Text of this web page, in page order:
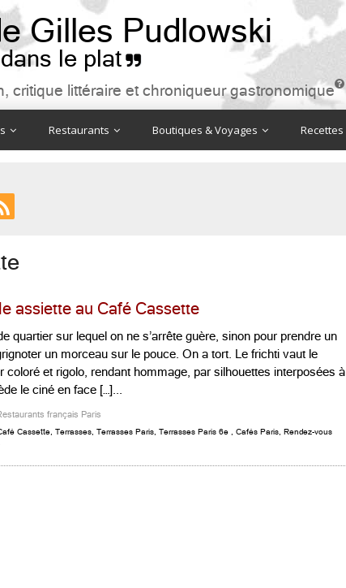
Gilles Pudlowski
le plat 
critique littéraire et chroniqueur gastronomique

Restaurants Boutiques & Voyages Recettes
assiette au Café Cassette
quartier sur lequel on ne s’arrête guère, sinon pour prendre un
un morceau sur le pouce. On a tort. Le frichti vaut le
coloré et rigolo, rendant hommage, par silhouettes interposées à
le ciné en face […]...
français Paris
Cassette Terrasses Terrasses Paris Terrasses Paris 6e Cafés Paris Rendez-vous